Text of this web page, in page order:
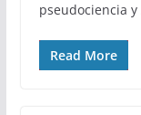
pseudociencia
Read More